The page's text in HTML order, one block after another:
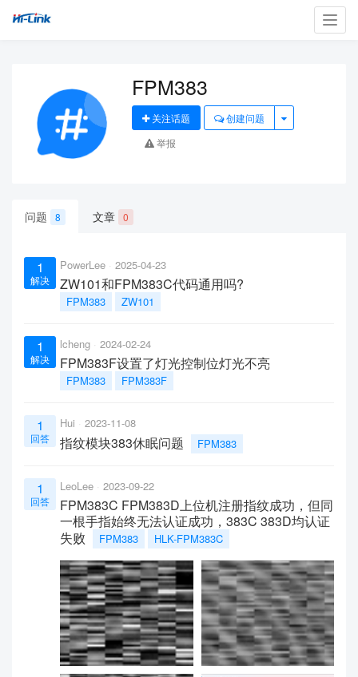
FPM383
关注话题
创建问题
举报
问题 8 文章 0
1
解决
PowerLee 2025-04-23
ZW101和FPM383C代码通用吗?
FPM383 ZW101
1
解决
lcheng 2024-02-24
FPM383F设置了灯光控制位灯光不亮
FPM383 FPM383F
1
回答
Hui 2023-11-08
指纹模块383休眠问题 FPM383
1
回答
LeoLee 2023-09-22
FPM383C FPM383D上位机注册指纹成功，但同
一根手指始终无法认证成功，383C 383D均认证
失败
FPM383 HLK-FPM383C